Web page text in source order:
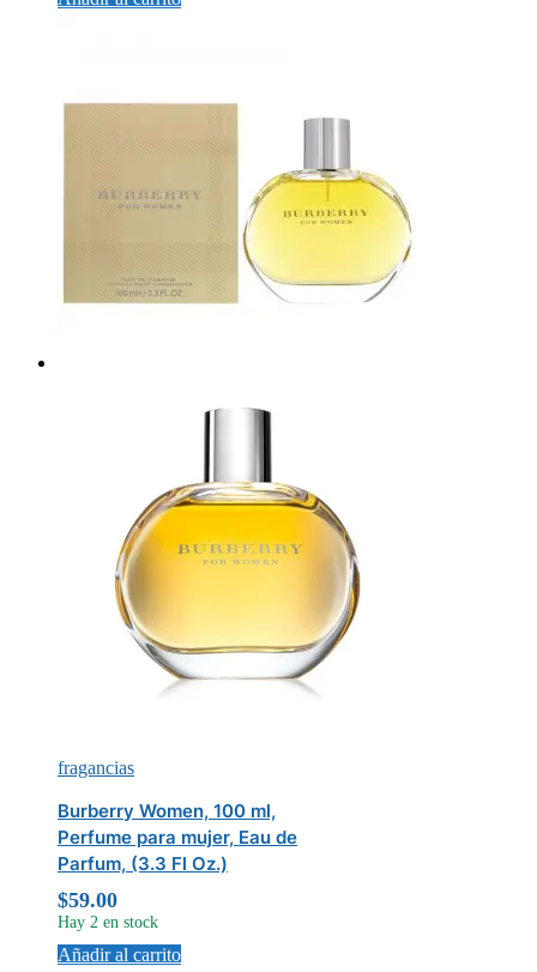
fragancias
Burberry Women, 100 ml,
Perfume para mujer, Eau de
Parfum, (3.3 Fl Oz.)
$59.00
Hay 2 en stock
Añadir al carrito